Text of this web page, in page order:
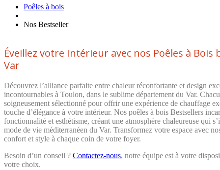
Poêles à bois
Nos Bestseller
Éveillez votre Intérieur avec nos Poêles à Bois
Var
Découvrez l’alliance parfaite entre chaleur réconfortante et design
incontournables à Toulon, dans le sublime département du Var.
soigneusement sélectionné pour offrir une expérience de chauffage
touche d’élégance à votre intérieur. Nos poêles à bois Bestsellers
fonctionnalité et esthétisme, créant une atmosphère chaleureuse qui
mode de vie méditerranéen du Var. Transformez votre espace avec
confort et style à chaque coin de votre foyer.
Besoin d’un conseil ? Contactez-nous, notre équipe est à votre
votre choix.